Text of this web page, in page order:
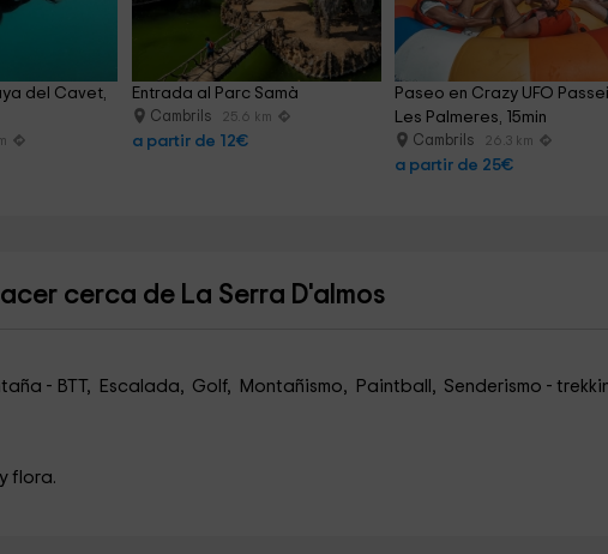
del Cavet,
Entrada al Parc Samà
Cambrils 25.6 km
a partir de 12€
Paseo en Crazy UFO
Les Palmeres, 15min
Cambrils 26.3 km
a partir de 25€
cerca de La Serra D'almos
- BTT, Escalada, Golf, Montañismo, Paintball, Senderismo -
flora.